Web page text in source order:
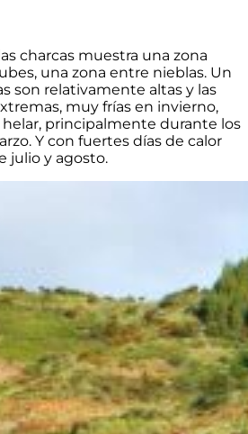
charcas muestra una zona
una zona entre nieblas. Un
son relativamente altas y las
muy frías en invierno,
principalmente durante los
Y con fuertes días de calor
julio y agosto.